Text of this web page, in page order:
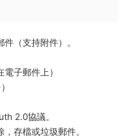
（支持附件）。
子郵件上）
2.0協議。
存檔或垃圾郵件。